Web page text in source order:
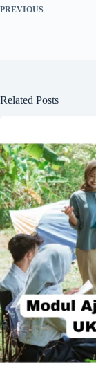
PREVIOUS
Related Posts